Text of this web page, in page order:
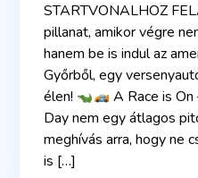
STARTVONALHOZ
pillanat, amikor végre
hanem be is indul az
Győrből, egy
élen!
A Race is
Day nem egy átlagos
meghívás arra, hogy ne
is […]